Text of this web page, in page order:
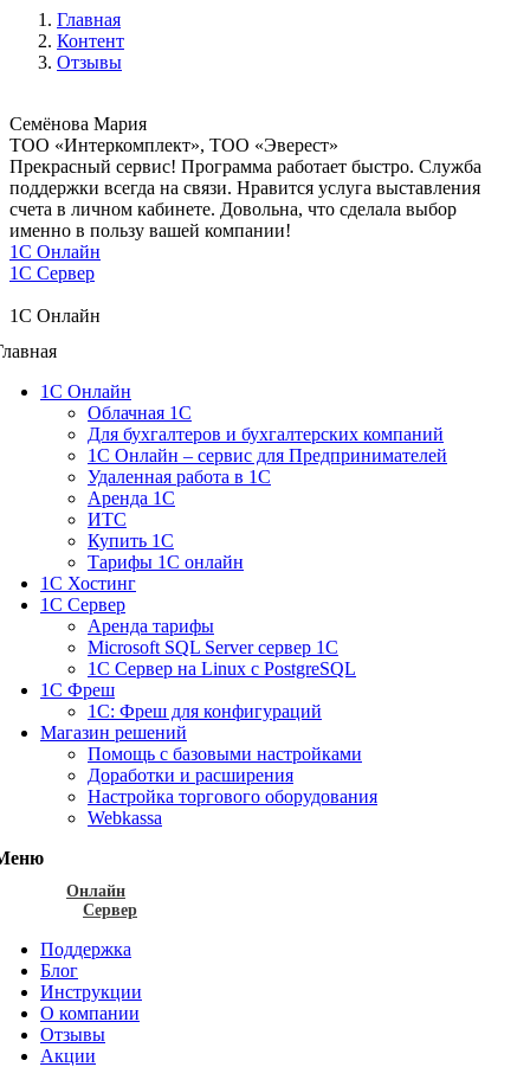
Главная
Контент
Отзывы
Семёнова Мария
ТОО «Интеркомплект», ТОО «Эверест»
Прекрасный сервис! Программа работает быстро. Служба
поддержки всегда на связи. Нравится услуга выставления
счета в личном кабинете. Довольна, что сделала выбор
именно в пользу вашей компании!
1C Онлайн
1С Сервер
1C Онлайн
1С Онлайн
Облачная 1С
Для бухгалтеров и бухгалтерских компаний
1C Онлайн – сервис для Предпринимателей
Удаленная работа в 1С
Аренда 1С
ИТС
Купить 1С
Тарифы 1С онлайн
1С Хостинг
1С Сервер
Аренда тарифы
Microsoft SQL Server сервер 1С
1С Сервер на Linux c PostgreSQL
1С Фреш
1С: Фреш для конфигураций
Магазин решений
Помощь с базовыми настройками
Доработки и расширения
Настройка торгового оборудования
Webkassa
Онлайн
Сервер
Поддержка
Блог
Инструкции
О компании
Отзывы
Акции